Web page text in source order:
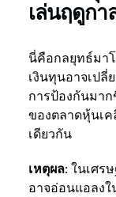
เล่นฤดูกา
นี่คือกลยุทธ์มา
เงินทุนอาจเป
การป้องกันมา
ของตลาดหุ้นเค
เดียวกัน
เหตุผล: ในเศร
อาจอ่อนแอลง